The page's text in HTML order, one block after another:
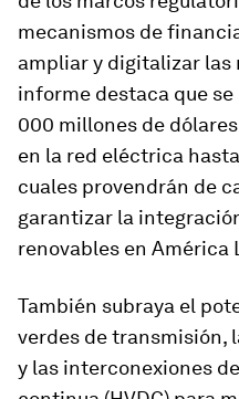
mecanismos de
ampliar y digitalizar las
informe destaca que
000 millones de
en la red eléctrica
cuales provendrán de
garantizar la
renovables en América
También subraya el
verdes de transmisión,
y las interconexiones